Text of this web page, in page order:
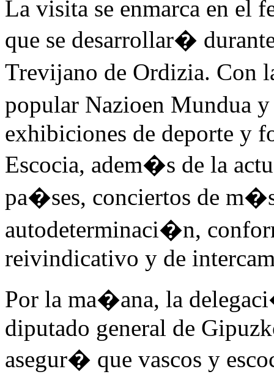
La visita se enmarca en el
que se desarrollar�
Trevijano de Ordizia. Con
popular Nazioen Mundua
exhibiciones de deporte y
Escocia, adem�s de la
pa�ses, conciertos de
autodeterminaci�n,
reivindicativo y de
Por la ma�ana, la
diputado general de
asegur� que vascos y